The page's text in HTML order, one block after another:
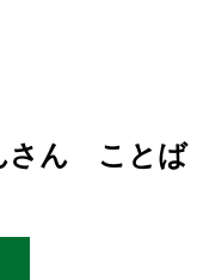
さん ことば